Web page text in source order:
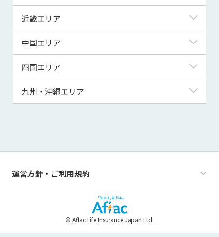
宮城県
秋田県
山形県
埼玉県
千葉県
茨城県
群馬県
富山県
福井県
山梨県
長野県
岐阜県
静岡県
三重県
近畿エリア
滋賀県
京都府
大阪府
兵庫県
和歌山県
中国エリア
鳥取県
島根県
山口県
四国エリア
徳島県
高知県
九州・沖縄エリア
熊本県
運営方針・ご利用規約
© Aflac Life Insurance Japan Ltd.